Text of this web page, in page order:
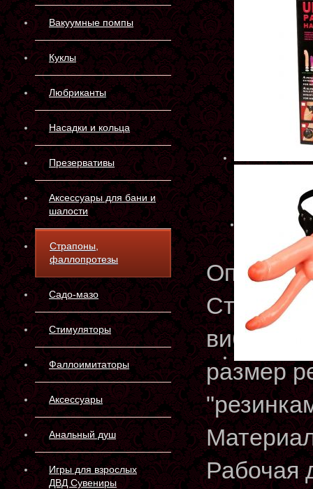
Вакуумные помпы
Куклы
Любриканты
Насадки и кольца
Презервативы
Аксессуары для бани и
шалости
Страпоны,
фаллопротезы
Садо-мазо
Стимуляторы
Фаллоимитаторы
Аксессуары
Анальный душ
Игры для взрослых
ДВД Сувениры
Страпон
размер
Рабочая